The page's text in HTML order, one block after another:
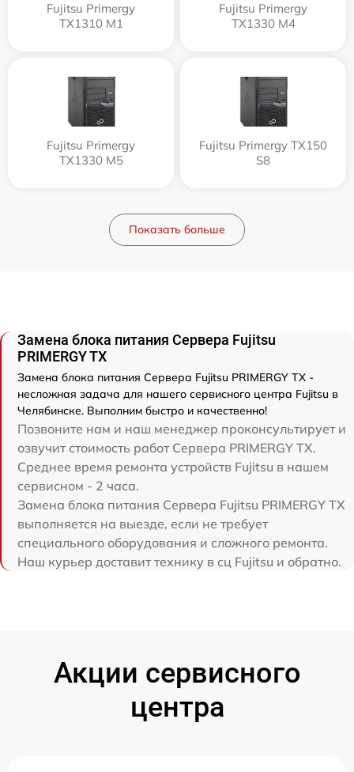
Fujitsu Primergy
TX1310 M1
Fujitsu Primergy
TX1330 M4
Fujitsu Primergy
TX1330 M5
Fujitsu Primergy TX150
S8
Показать больше
Замена блока питания Сервера Fujitsu
PRIMERGY TX
Замена блока питания Сервера Fujitsu PRIMERGY TX -
несложная задача для нашего сервисного центра Fujitsu в
Челябинске. Выполним быстро и качественно!
Позвоните нам и наш менеджер проконсультирует и
озвучит стоимость работ Сервера PRIMERGY TX.
Среднее время ремонта устройств Fujitsu в нашем
сервисном - 2 часа.
Замена блока питания Сервера Fujitsu PRIMERGY TX
выполняется на выезде, если не требует
специального оборудования и сложного ремонта.
Наш курьер доставит технику в сц Fujitsu и обратно.
Акции сервисного
центра